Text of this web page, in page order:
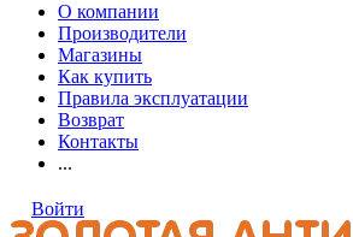
О компании
Производители
Магазины
Как купить
Правила эксплуатации
Возврат
Контакты
...
Войти